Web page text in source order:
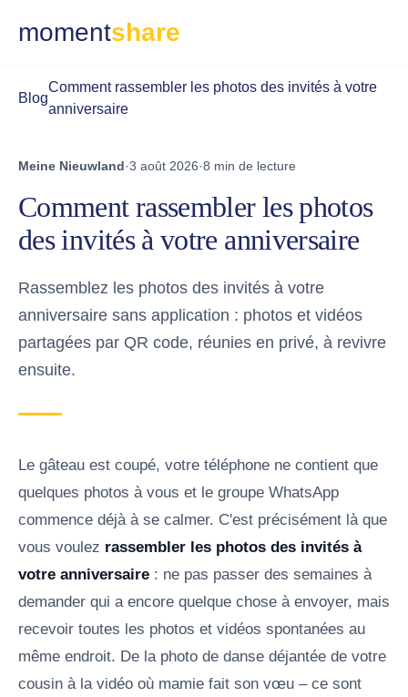
momentshare
Blog
Comment rassembler les photos des invités à votre
anniversaire
Meine Nieuwland·3 août 2026·8 min de lecture
Comment rassembler les photos
des invités à votre anniversaire
Rassemblez les photos des invités à votre
anniversaire sans application : photos et vidéos
partagées par QR code, réunies en privé, à revivre
ensuite.
Le gâteau est coupé, votre téléphone ne contient que
quelques photos à vous et le groupe WhatsApp
commence déjà à se calmer. C'est précisément là que
vous voulez rassembler les photos des invités à
votre anniversaire : ne pas passer des semaines à
demander qui a encore quelque chose à envoyer, mais
recevoir toutes les photos et vidéos spontanées au
même endroit. De la photo de danse déjantée de votre
cousin à la vidéo où mamie fait son vœu – ce sont